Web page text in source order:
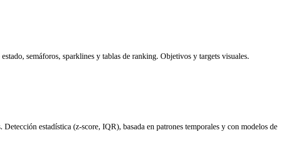
semáforos, sparklines y tablas de ranking. Objetivos y targets visuales.
estadística (z-score, IQR), basada en patrones temporales y con modelos de